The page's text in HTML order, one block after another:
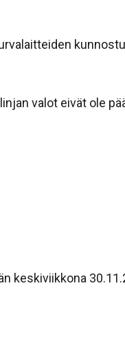
valot eivät ole
keskiviikkona